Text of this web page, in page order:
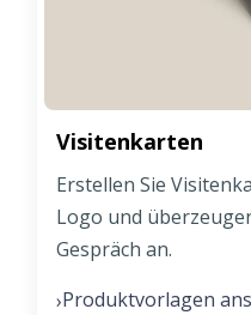
Visitenkarten
Erstellen Sie
Logo und
Gespräch an.
›Produktvorlagen